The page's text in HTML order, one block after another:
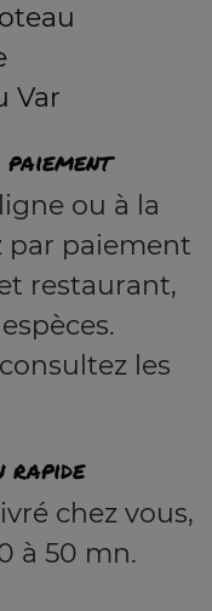
Var
ou à la
par paiement
restaurant,
les
rapide
chez vous,
à 50 mn.